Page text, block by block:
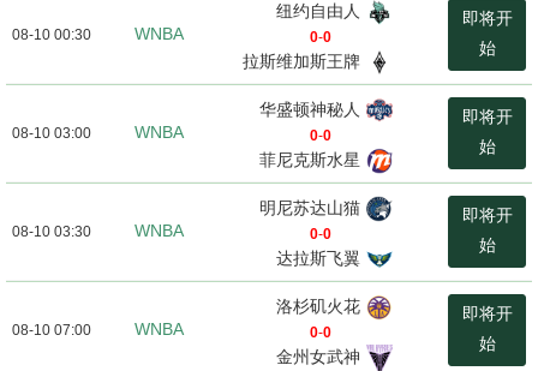
08-10 00:30 WNBA
纽约自由人
0-0
拉斯维加斯王牌
即将开
始
08-10 03:00 WNBA
华盛顿神秘人
0-0
菲尼克斯水星
即将开
始
08-10 03:30 WNBA
明尼苏达山猫
0-0
达拉斯飞翼
即将开
始
08-10 07:00 WNBA
洛杉矶火花
0-0
金州女武神
即将开
始